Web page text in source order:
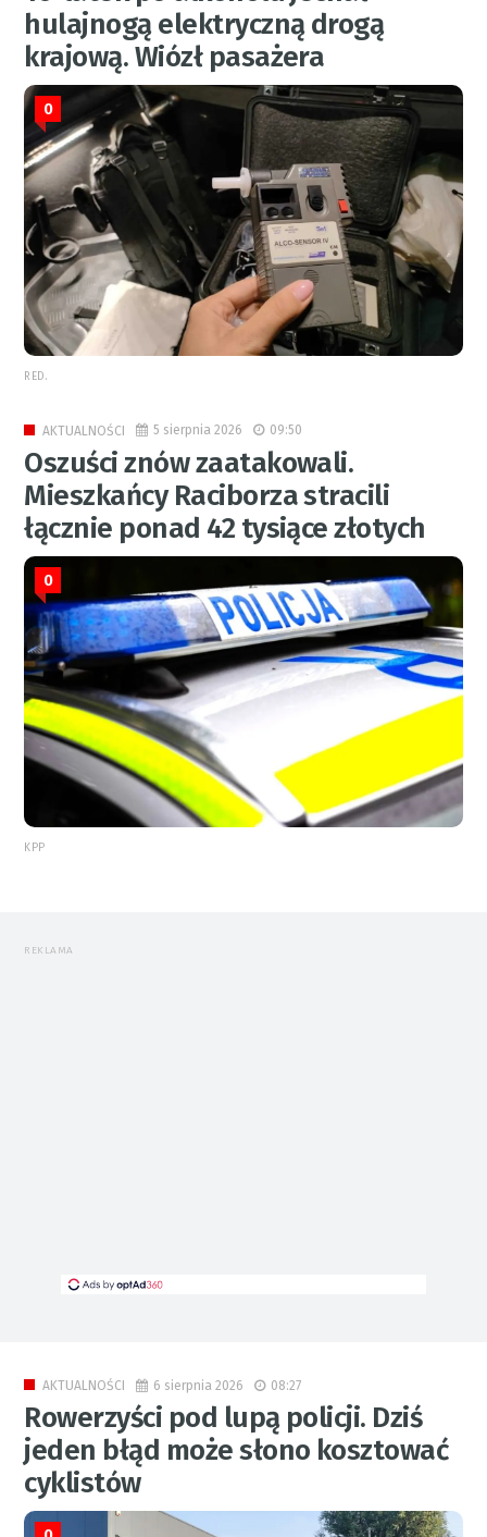
hulajnogą elektryczną drogą
krajową. Wiózł pasażera
0
RED.
AKTUALNOŚCI 5 sierpnia 2026 09:50
Oszuści znów zaatakowali.
Mieszkańcy Raciborza stracili
łącznie ponad 42 tysiące złotych
0
KPP
REKLAMA
AKTUALNOŚCI 6 sierpnia 2026 08:27
Rowerzyści pod lupą policji. Dziś
jeden błąd może słono kosztować
cyklistów